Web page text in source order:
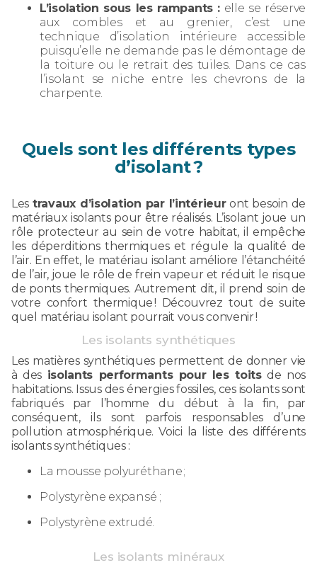
L’isolation sous les rampants : elle se réserve
aux combles et au grenier, c’est une
technique d’isolation intérieure accessible
puisqu’elle ne demande pas le démontage de
la toiture ou le retrait des tuiles. Dans ce cas
l’isolant se niche entre les chevrons de la
charpente.
Quels sont les différents types
d’isolant ?
Lestravaux d’isolation par l’intérieuront besoin de
matériaux isolants pour être réalisés. L’isolant joue un
rôle protecteur au sein de votre habitat, il empêche
les déperditions thermiques et régule la qualité de
l’air. En effet, le matériau isolant améliore l’étanchéité
de l’air, joue le rôle de frein vapeur et réduit le risque
de ponts thermiques. Autrement dit, il prend soin de
votre confort thermique ! Découvrez tout de suite
quel matériau isolant pourrait vous convenir !
Les isolants synthétiques
Les matières synthétiques permettent de donner vie
à des isolants performants pour les toitsde nos
habitations. Issus des énergies fossiles, ces isolants sont
fabriqués par l’homme du début à la fin, par
conséquent, ils sont parfois responsables d’une
pollution atmosphérique. Voici la liste des différents
isolants synthétiques :
La mousse polyuréthane ;
Polystyrène expansé ;
Polystyrène extrudé.
Les isolants minéraux